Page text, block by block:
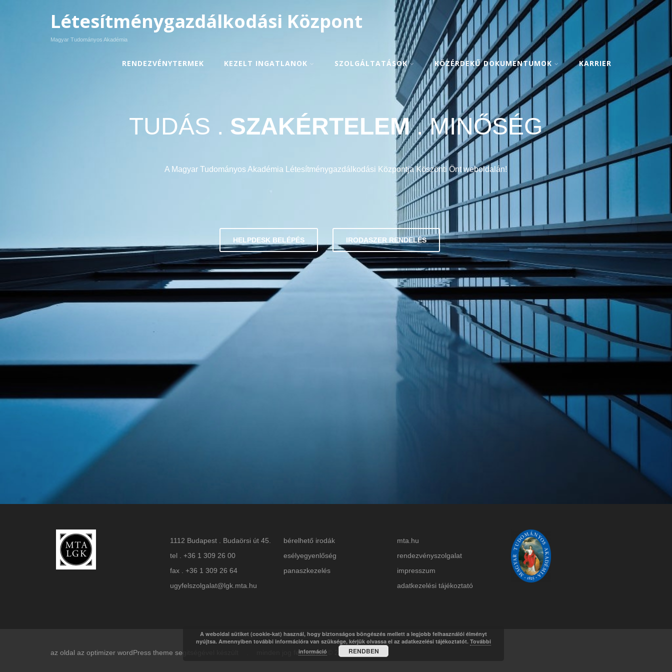
Létesítménygazdálkodási Központ
Magyar Tudományos Akadémia
RENDEZVÉNYTERMEK KEZELT INGATLANOK SZOLGÁLTATÁSOK KÖZÉRDEKŰ DOKUMENTUMOK KARRIER
TUDÁS . SZAKÉRTELEM. MINŐSÉG
A Magyar Tudományos Akadémia Létesítménygazdálkodási Központja Köszönti Önt weboldalán!
HELPDESK BELÉPÉS IRODASZER RENDELÉS
1112 Budapest . Budaörsi út 45.
tel . +36 1 309 26 00
fax . +36 1 309 26 64
ugyfelszolgalat@lgk.mta.hu
bérelhető irodák
esélyegyenlőség
panaszkezelés
mta.hu
rendezvényszolgalat
impresszum
adatkezelési tájékoztató
az oldal az optimizer wordPress theme segitségével készült . minden jog fenntartva © 2018
A weboldal sütiket (cookie-kat) használ, hogy biztonságos böngészés mellett a legjobb felhasználói élményt
nyújtsa. Amennyiben további információra van szüksége, kérjük olvassa el az adatkezelési tájékoztatót. További
információ
RENDBEN